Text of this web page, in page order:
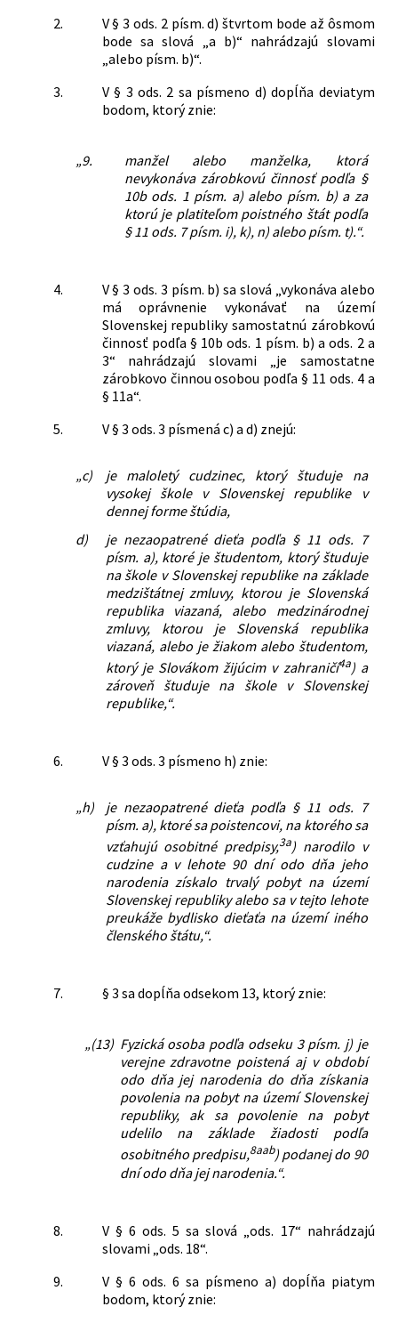
2.
V § 3 ods. 2 písm. d) štvrtom bode až ôsmom
bode sa slová „a b)“ nahrádzajú slovami
„alebo písm. b)“.
3.
V § 3 ods. 2 sa písmeno d) dopĺňa deviatym
bodom, ktorý znie:
„9.
manžel alebo manželka, ktorá
nevykonáva zárobkovú činnosť podľa §
10b ods. 1 písm. a) alebo písm. b) a za
ktorú je platiteľom poistného štát podľa
§ 11 ods. 7 písm. i), k), n) alebo písm. t).“.
4.
V § 3 ods. 3 písm. b) sa slová „vykonáva alebo
má oprávnenie vykonávať na území
Slovenskej republiky samostatnú zárobkovú
činnosť podľa § 10b ods. 1 písm. b) a ods. 2 a
3“ nahrádzajú slovami „je samostatne
zárobkovo činnou osobou podľa § 11 ods. 4 a
§ 11a“.
5.
V § 3 ods. 3 písmená c) a d) znejú:
„c)
je maloletý cudzinec, ktorý študuje na
vysokej škole v Slovenskej republike v
dennej forme štúdia,
d)
je nezaopatrené dieťa podľa § 11 ods. 7
písm. a), ktoré je študentom, ktorý študuje
na škole v Slovenskej republike na základe
medzištátnej zmluvy, ktorou je Slovenská
republika viazaná, alebo medzinárodnej
zmluvy, ktorou je Slovenská republika
viazaná, alebo je žiakom alebo študentom,
ktorý je Slovákom žijúcim v zahraničí4a) a
zároveň študuje na škole v Slovenskej
republike,“.
6. V § 3 ods. 3 písmeno h) znie:
„h)
je nezaopatrené dieťa podľa § 11 ods. 7
písm. a), ktoré sa poistencovi, na ktorého sa
vzťahujú osobitné predpisy,3a) narodilo v
cudzine a v lehote 90 dní odo dňa jeho
narodenia získalo trvalý pobyt na území
Slovenskej republiky alebo sa v tejto lehote
preukáže bydlisko dieťaťa na území iného
členského štátu,“.
7. § 3 sa dopĺňa odsekom 13, ktorý znie:
„(13) Fyzická osoba podľa odseku 3 písm. j) je
verejne zdravotne poistená aj v období
odo dňa jej narodenia do dňa získania
povolenia na pobyt na území Slovenskej
republiky, ak sa povolenie na pobyt
udelilo na základe žiadosti podľa
osobitného predpisu,8aab) podanej do 90
dní odo dňa jej narodenia.“.
8.
V § 6 ods. 5 sa slová „ods. 17“ nahrádzajú
slovami „ods. 18“.
9.
V § 6 ods. 6 sa písmeno a) dopĺňa piatym
bodom, ktorý znie: